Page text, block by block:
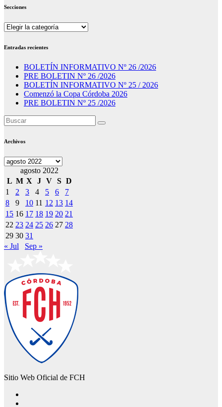
Secciones
Secciones
Entradas recientes
BOLETÍN INFORMATIVO Nº 26 /2026
PRE BOLETIN Nº 26 /2026
BOLETÍN INFORMATIVO Nº 25 / 2026
Comenzó la Copa Córdoba 2026
PRE BOLETIN Nº 25 /2026
Archivos
Archivos
agosto 2022
L M X J V S D
1
2 3 4 5 6
7
8
9 10 11 12 13 14
15 16 17 18 19 20 21
22 23 24 25 26 27 28
29 30 31
« Jul
Sep »
Sitio Web Oficial de FCH